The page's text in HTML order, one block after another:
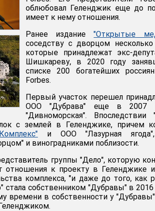
облюбовал Геленджик еще до
имеет к нему отношения.
Ранее издание"Открытые
соседству с дворцом
которые принадлежат экс-
Шишкареву, в 2020 году
списке 200 богатейших
Forbes.
Первый участок перешел
ООО "Дубрава" еще в 2007
"Дивноморская". Впоследствии
с землей в Геленджике, причем
и ООО "Лазурная
и виноградниками поблизости.
группы "Дело", которую
отношения к проекту в Геленджике
комплекса, "и даже до того, как
стала собственником "Дубравы" в
времени в собственности у